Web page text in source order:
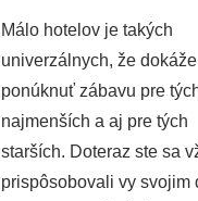
Málo hotelov je takých
univerzálnych, že dokáže
ponúknuť zábavu pre
najmenších a aj pre tých
starších. Doteraz ste sa
prispôsobovali vy svojim